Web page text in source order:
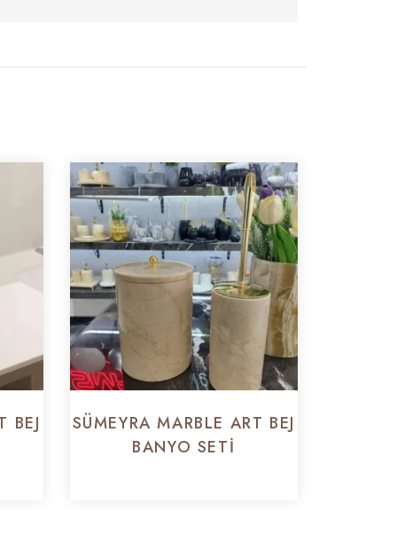
BEJ
SÜMEYRA MARBLE ART BEJ
BANYO SETI